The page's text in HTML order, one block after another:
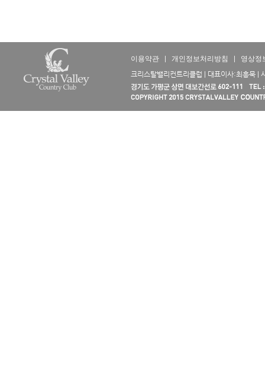
이용약관 개인정보처리방침
영상정
크리스탈밸리컨트리클럽 | 대표이사:최흥묵